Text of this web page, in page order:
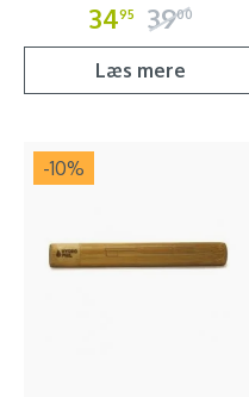
3495 3900
Læs mere
-10%